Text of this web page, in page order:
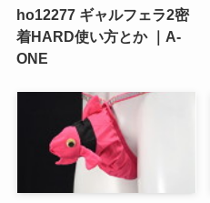
ho12277 ギャルフェラ2密
着HARD使い方とか ｜A-
ONE